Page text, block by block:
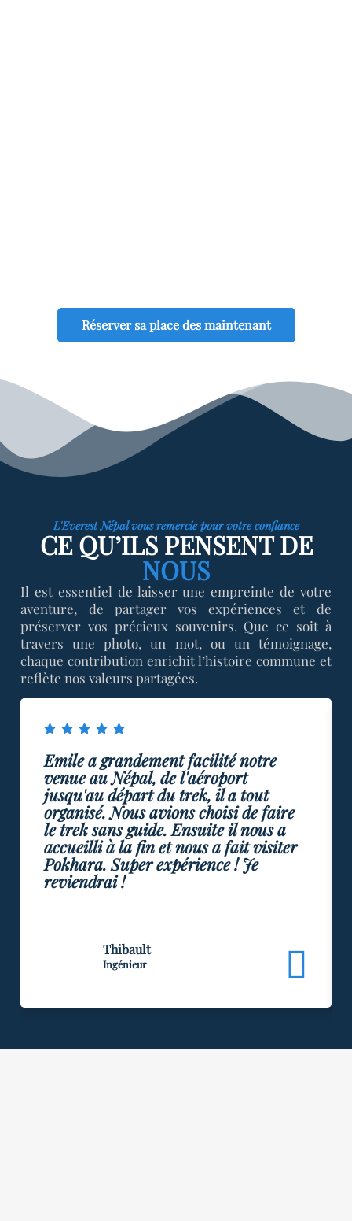
Réserver sa place des maintenant
L'Everest Népal vous remercie pour votre confiance
CE QU’ILS PENSENT DE
NOUS
Il est essentiel de laisser une empreinte de votre
aventure, de partager vos expériences et de
préserver vos précieux souvenirs. Que ce soit à
travers une photo, un mot, ou un témoignage,
chaque contribution enrichit l’histoire commune et
reflète nos valeurs partagées.
Emile a grandement facilité notre
venue au Népal, de l'aéroport
jusqu'au départ du trek, il a tout
organisé. Nous avions choisi de faire
le trek sans guide. Ensuite il nous a
accueilli à la fin et nous a fait visiter
Pokhara. Super expérience ! Je
reviendrai !
Thibault
Ingénieur